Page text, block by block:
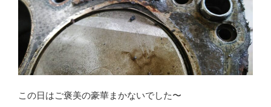
この日はご褒美の豪華まかないでした〜